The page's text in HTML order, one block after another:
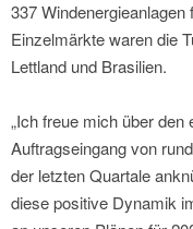
337
Einzelmärkte waren die
Lettland und Brasilien.
„Ich freue mich über
Auftragseingang von
der letzten Quartale
diese positive Dynamik